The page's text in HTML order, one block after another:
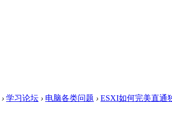
› 学习论坛 › 电脑各类问题 › ESXI如何完美直通